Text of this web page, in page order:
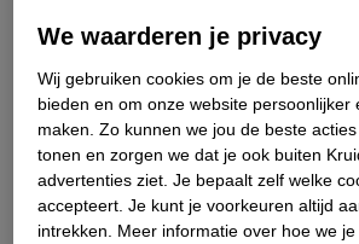
Graad 1: Huidverschijnselenzoals
Graad 2: Maag-darmverschijnselen
braken, diarree.
Graad 3: Luchtwegverschijnselen
astmatische problemen.
Graad 4: Hartverschijnselenzoals pijn
hartritmestoornissen of zelfs een
We waarderen je privacy
Wij gebruiken cookies om je de beste
bieden en om onze website persoonlijker
maken. Zo kunnen we jou de beste
tonen en zorgen we dat je ook buiten
advertenties ziet. Je bepaalt zelf welke
accepteert. Je kunt je voorkeuren altijd
intrekken.
Meer informatie over hoe we